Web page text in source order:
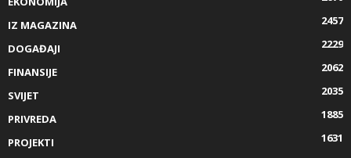
IZ MAGAZINA
2457
DOGAĐAJI
2229
FINANSIJE
2062
SVIJET
2035
PRIVREDA
1885
PROJEKTI
1631